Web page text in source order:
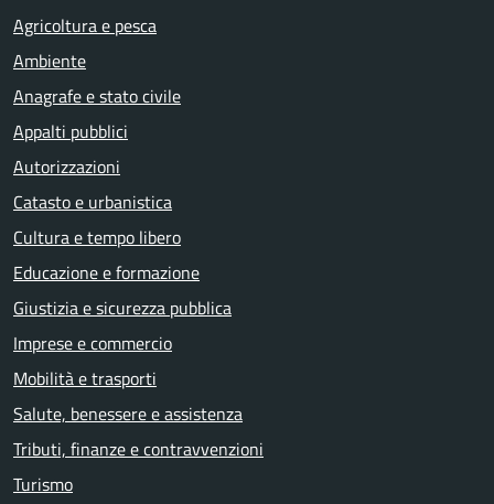
Agricoltura e pesca
Ambiente
Anagrafe e stato civile
Appalti pubblici
Autorizzazioni
Catasto e urbanistica
Cultura e tempo libero
Educazione e formazione
Giustizia e sicurezza pubblica
Imprese e commercio
Mobilità e trasporti
Salute, benessere e assistenza
Tributi, finanze e contravvenzioni
Turismo